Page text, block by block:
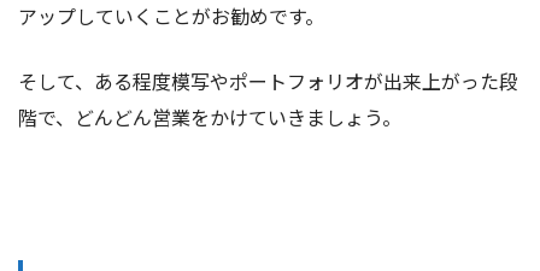
アップしていくことがお勧めです。
そして、ある程度模写やポートフォリオが出来上がった段
階で、どんどん営業をかけていきましょう。